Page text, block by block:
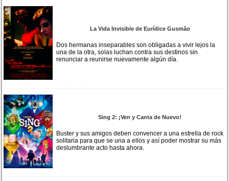
La Vida Invisible de Eurídice Gusmão
Dos hermanas inseparables son obligadas a vivir lejos la
una de la otra, solas luchan contra sus destinos sin
renunciar a reunirse nuevamente algún día.
Sing 2: ¡Ven y Canta de Nuevo!
Buster y sus amigos deben convencer a una estrella de rock
solitaria para que se una a ellos y así poder mostrar su más
deslumbrante acto hasta ahora.